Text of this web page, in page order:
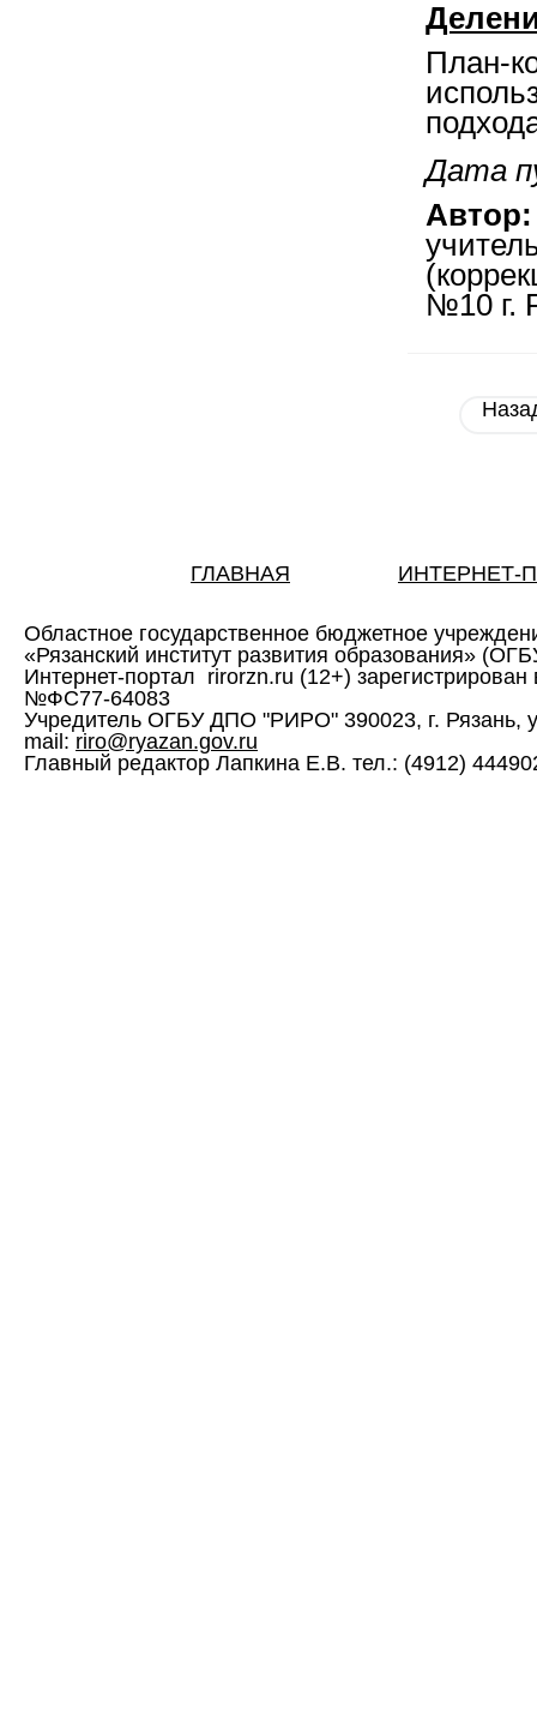
План-
Дата
Автор:
№10 г.
ГЛАВНАЯ ИНТЕРНЕТ-
Областное государственное бюджетное
«Рязанский институт развития образования»
Интернет-портал rirorzn.ru (12+)
№ФС77-64083
Учредитель ОГБУ ДПО "РИРО" 390023, г. Рязань,
mail: riro@ryazan.gov.ru
Главный редактор Лапкина Е.В. тел.: (4912)